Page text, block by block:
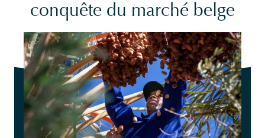
conquête du marché belge